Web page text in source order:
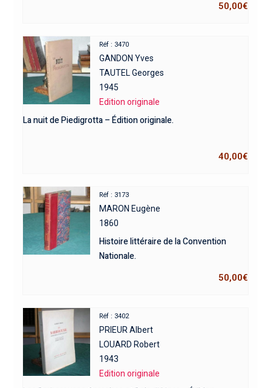
50,00€
Réf : 3470
GANDON Yves
TAUTEL Georges
1945
Edition originale
La nuit de Piedigrotta – Édition originale.
40,00€
Réf : 3173
MARON Eugène
1860
Histoire littéraire de la Convention
Nationale.
50,00€
Réf : 3402
PRIEUR Albert
LOUARD Robert
1943
Edition originale